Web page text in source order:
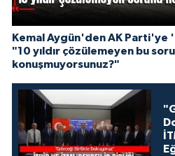
Kemal Aygün'den AK Parti'ye
"10 yıldır çözülemeyen bu
konuşmuyorsunuz?"